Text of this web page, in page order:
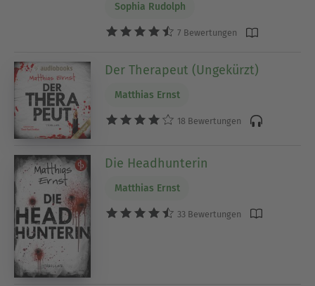
Sophia Rudolph
7 Bewertungen
Der Therapeut (Ungekürzt)
Matthias Ernst
18 Bewertungen
Die Headhunterin
Matthias Ernst
33 Bewertungen